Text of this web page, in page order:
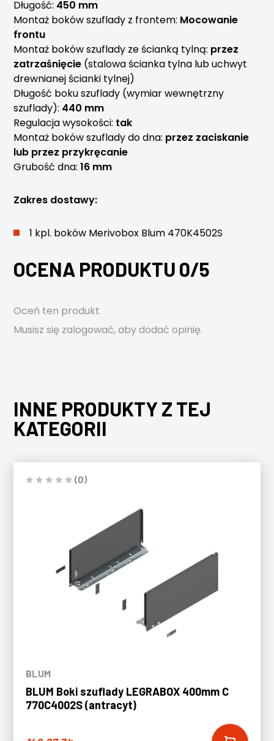
Długość: 450 mm
Montaż boków szuflady z frontem: Mocowanie
frontu
Montaż boków szuflady ze ścianką tylną: przez
zatrzaśnięcie (stalowa ścianka tylna lub uchwyt
drewnianej ścianki tylnej)
Długość boku szuflady (wymiar wewnętrzny
szuflady): 440 mm
Regulacja wysokości: tak
Montaż boków szuflady do dna: przez zaciskanie
lub przez przykręcanie
Grubość dna:16 mm
Zakres dostawy:
1 kpl. boków Merivobox Blum 470K4502S
OCENA PRODUKTU 0/5
Oceń ten produkt
Musisz się zalogować, aby dodać opinię.
INNE PRODUKTY Z TEJ
KATEGORII
(0)
BLUM
BLUM Boki szuflady LEGRABOX 400mm C
770C4002S (antracyt)